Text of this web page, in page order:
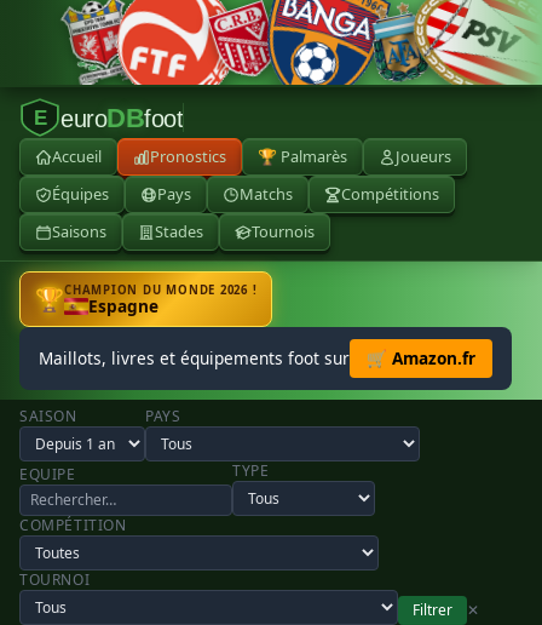
E euroDBfoot
Accueil Pronostics 🏆 Palmarès
Joueurs
Équipes
Pays Matchs
Compétitions
Saisons
Stades Tournois
🏆CHAMPION DU MONDE 2026 !
Espagne
Maillots, livres et équipements foot sur 🛒 Amazon.fr
SAISON PAYS
EQUIPE TYPE
COMPÉTITION
TOURNOI
Filtrer
✕